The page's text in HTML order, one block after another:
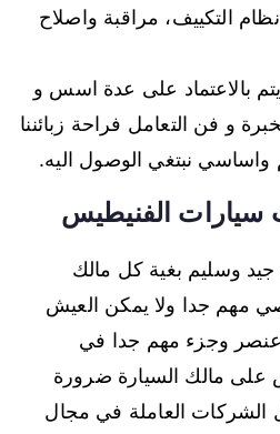
التكييف، مراقبة واصلاح
يتم بالاعتماد على عدة اسس و
و فن التعامل فراحة زبائننا
نبتغي الوصول اليه.
سيارات الفنيطيس
جيد وسليم بغية كل مالك
مهم جدا ولا يمكن العيش
عنصر وجزء مهم جدا في
على مالك السيارة ضرورة
الشركات العاملة في مجال